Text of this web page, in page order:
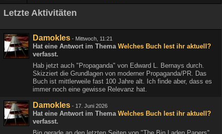
Letzte Aktivitäten
Damokles - Mittwoch, 11:21
Hat eine Antwort im Thema Welches Buch lest ihr aktuell?
verfasst.
Hab jetzt auch "Propaganda" von Edward L. Bernays durch.
Skizziert die Grundlagen von moderner Propaganda/PR. Das
Buch ist mittlerweile fast 100 Jahre alt. Ich finde aber, dass es
immer noch eine gewisse Relevanz hat.
Damokles - 17. Juni 2026
Hat eine Antwort im Thema Welches Buch lest ihr aktuell?
verfasst.